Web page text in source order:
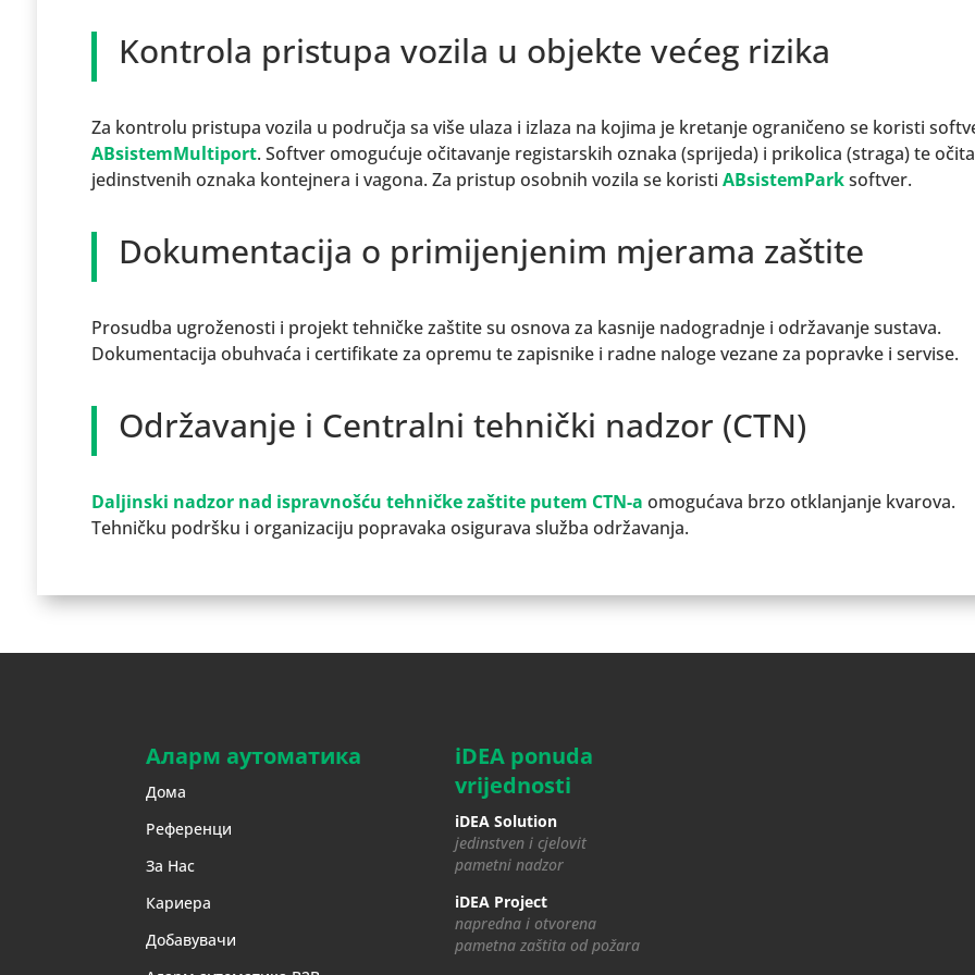
Kontrola pristupa vozila u objekte većeg rizika
Za kontrolu pristupa vozila u područja sa više ulaza i izlaza na kojima je kretanje ograničeno se koristi
ABsistemMultiport. Softver omogućuje očitavanje registarskih oznaka (sprijeda) i prikolica (straga) te
jedinstvenih oznaka kontejnera i vagona. Za pristup osobnih vozila se koristi ABsistemParksoftver.
Dokumentacija o primijenjenim mjerama zaštite
Prosudba ugroženosti i projekt tehničke zaštite su osnova za kasnije nadogradnje i održavanje sustava.
Dokumentacija obuhvaća i certifikate za opremu te zapisnike i radne naloge vezane za popravke i servise.
Održavanje i Centralni tehnički nadzor (CTN)
Daljinski nadzor nad ispravnošću tehničke zaštite putem CTN-a omogućava brzo otklanjanje kvarova.
Tehničku podršku i organizaciju popravaka osigurava služba održavanja.
Аларм аутоматика
Дома
Референци
За Нас
Кариера
Добавувачи
iDEA ponuda
vrijednosti
iDEA Solution
jedinstven i cjelovit
pametni nadzor
iDEA Project
napredna i otvorena
pametna zaštita od požara